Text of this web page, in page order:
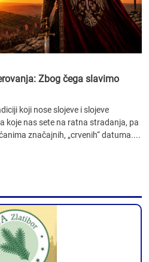
Zbog čega slavimo
koji nose slojeve i slojeve
koje nas sete na ratna stradanja, pa
značajnih, „crvenih“ datuma....